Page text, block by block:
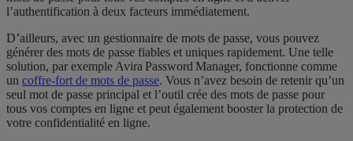
l’authentification à deux facteurs immédiatement.
D’ailleurs, avec un gestionnaire de mots de passe, vous pouvez
générer des mots de passe fiables et uniques rapidement. Une telle
solution, par exemple Avira Password Manager, fonctionne comme
un coffre-fort de mots de passe. Vous n’avez besoin de retenir qu’un
seul mot de passe principal et l’outil crée des mots de passe pour
tous vos comptes en ligne et peut également booster la protection de
votre confidentialité en ligne.